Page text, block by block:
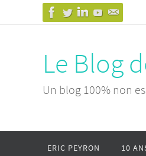
Le Blog
Un blog 100% non
ERIC PEYRON 10